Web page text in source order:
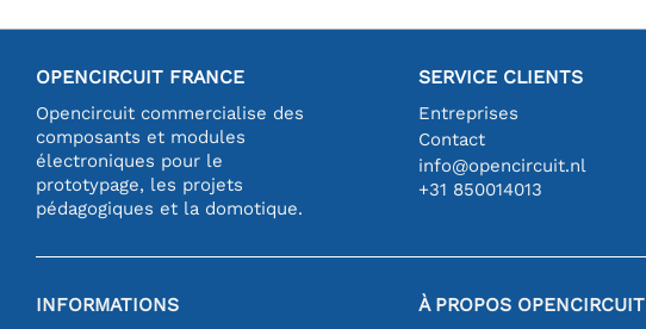
OPENCIRCUIT FRANCE
Opencircuit commercialise des
composants et modules
électroniques pour le
prototypage, les projets
pédagogiques et la domotique.
SERVICE CLIENTS
Entreprises
Contact
info@opencircuit.nl
+31 850014013
INFORMATIONS À PROPOS OPENCIRCUIT